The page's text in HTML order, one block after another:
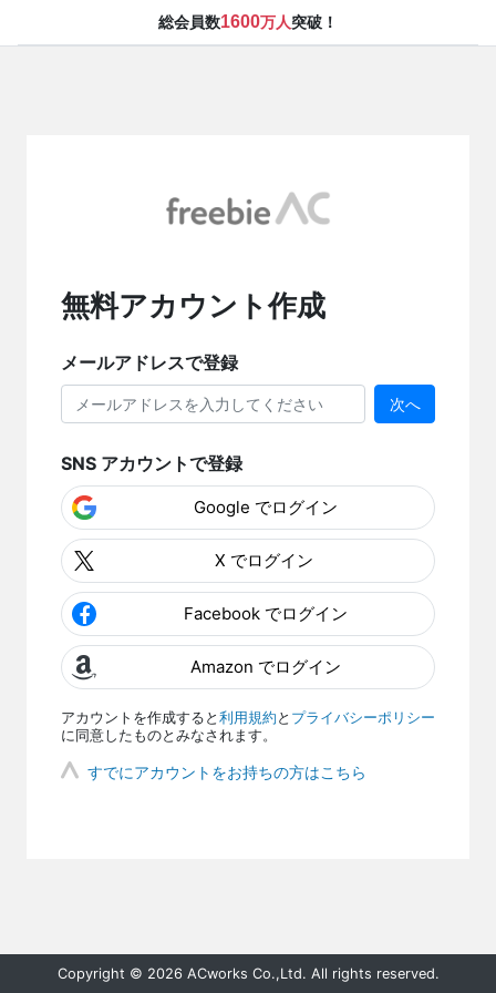
総会員数1600万人突破！
無料アカウント作成
メールアドレスで登録
次へ
SNS アカウントで登録
Google でログイン
X でログイン
Facebook でログイン
Amazon でログイン
アカウントを作成すると 利用規約 と プライバシーポリシー
に同意したものとみなされます。
すでにアカウントをお持ちの方はこちら
Copyright © 2026 ACworks Co.,Ltd. All rights reserved.